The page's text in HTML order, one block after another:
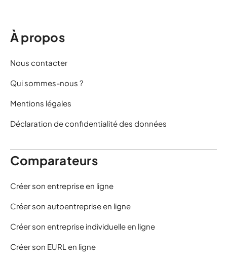
À propos
Nous contacter
Qui sommes-nous ?
Mentions légales
Déclaration de confidentialité des données
Comparateurs
Créer son entreprise en ligne
Créer son autoentreprise en ligne
Créer son entreprise individuelle en ligne
Créer son EURL en ligne